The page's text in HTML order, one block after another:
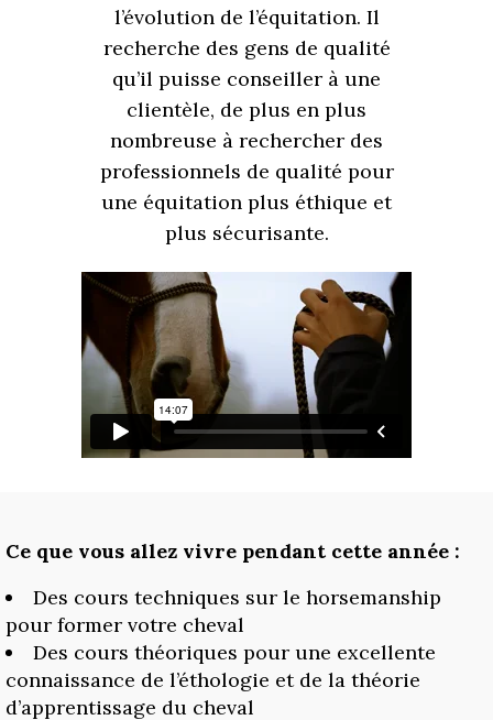
l’évolution de l’équitation. Il
recherche des gens de qualité
qu’il puisse conseiller à une
clientèle, de plus en plus
nombreuse à rechercher des
professionnels de qualité pour
une équitation plus éthique et
plus sécurisante.
Ce que vous allez vivre pendant cette année :
Des cours techniques sur le horsemanship
pour former votre cheval
Des cours théoriques pour une excellente
connaissance de l’éthologie et de la théorie
d’apprentissage du cheval